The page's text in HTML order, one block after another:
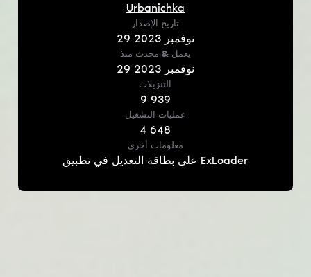
Urbanichka
تاريخ الإصدار
29 نوفمبر 2023
يعمل & محدث منذ
29 نوفمبر 2023
التنزيلات
9 939
عمليات التشغيل
4 648
معلومات أخرى
على بطاقة التعديل في تطبيق ExLoader